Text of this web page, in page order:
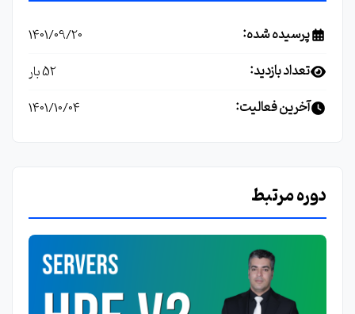
پرسیده شده: 1401/09/20
تعداد بازدید: 52 بار
آخرین فعالیت: 1401/10/04
دوره مرتبط